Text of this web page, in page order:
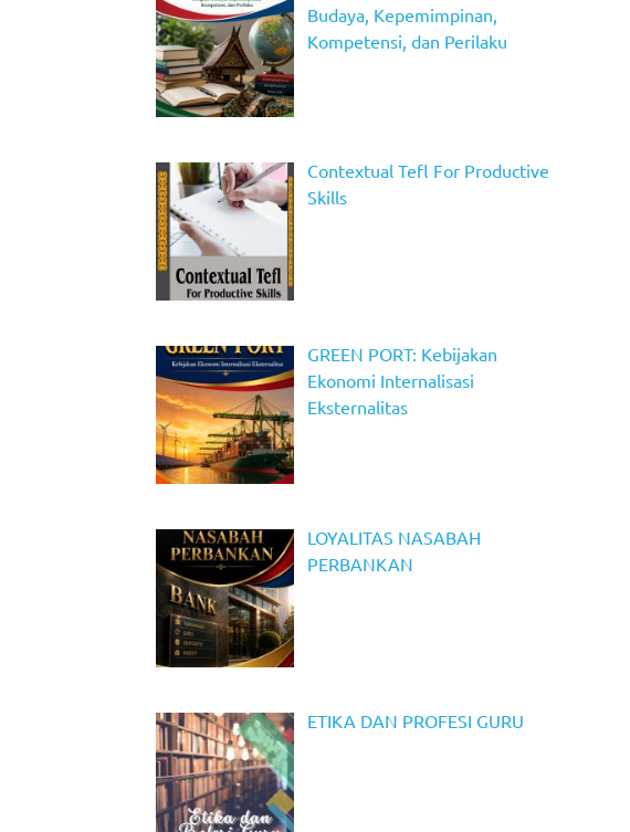
Budaya, Kepemimpinan,
Kompetensi, dan Perilaku
Contextual Tefl For Productive
Skills
GREEN PORT: Kebijakan
Ekonomi Internalisasi
Eksternalitas
LOYALITAS NASABAH
PERBANKAN
ETIKA DAN PROFESI GURU